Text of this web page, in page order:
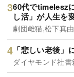
60代でtimelesz
し活」が人生を
劇団雌猫,松下真
「悲しい老後」
ダイヤモンド社